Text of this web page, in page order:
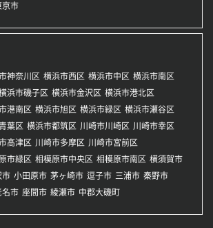
京市
神奈川区 横浜市西区 横浜市中区 横浜市南区
浜市磯子区 横浜市金沢区 横浜市港北区
港南区 横浜市旭区 横浜市緑区 横浜市瀬谷区
葉区 横浜市都筑区 川崎市川崎区 川崎市幸区
高津区 川崎市多摩区 川崎市宮前区
市緑区 相模原市中央区 相模原市南区 横須賀市
市 小田原市 茅ヶ崎市 逗子市 三浦市 秦野市
名市 座間市 綾瀬市 中郡大磯町